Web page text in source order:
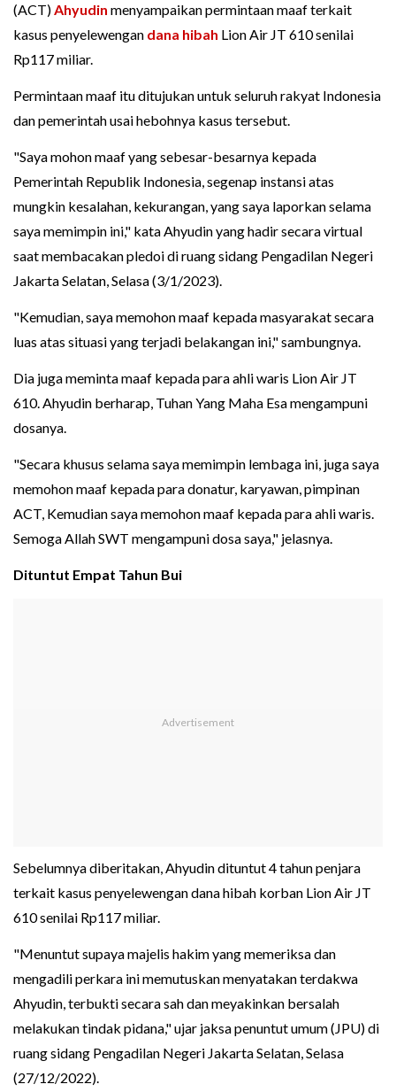
(ACT)Ahyudin menyampaikan permintaan maaf terkait
kasus penyelewengan dana hibah Lion Air JT 610 senilai
Rp117 miliar.
Permintaan maaf itu ditujukan untuk seluruh rakyat Indonesia
dan pemerintah usai hebohnya kasus tersebut.
"Saya mohon maaf yang sebesar-besarnya kepada
Pemerintah Republik Indonesia, segenap instansi atas
mungkin kesalahan, kekurangan, yang saya laporkan selama
saya memimpin ini," kata Ahyudin yang hadir secara virtual
saat membacakan pledoi di ruang sidang Pengadilan Negeri
Jakarta Selatan, Selasa (3/1/2023).
"Kemudian, saya memohon maaf kepada masyarakat secara
luas atas situasi yang terjadi belakangan ini," sambungnya.
Dia juga meminta maaf kepada para ahli waris Lion Air JT
610. Ahyudin berharap, Tuhan Yang Maha Esa mengampuni
dosanya.
"Secara khusus selama saya memimpin lembaga ini, juga saya
memohon maaf kepada para donatur, karyawan, pimpinan
ACT, Kemudian saya memohon maaf kepada para ahli waris.
Semoga Allah SWT mengampuni dosa saya," jelasnya.
Dituntut Empat Tahun Bui
Sebelumnya diberitakan, Ahyudin dituntut 4 tahun penjara
terkait kasus penyelewengan dana hibah korban Lion Air JT
610 senilai Rp117 miliar.
"Menuntut supaya majelis hakim yang memeriksa dan
mengadili perkara ini memutuskan menyatakan terdakwa
Ahyudin, terbukti secara sah dan meyakinkan bersalah
melakukan tindak pidana," ujar jaksa penuntut umum (JPU) di
ruang sidang Pengadilan Negeri Jakarta Selatan, Selasa
(27/12/2022).